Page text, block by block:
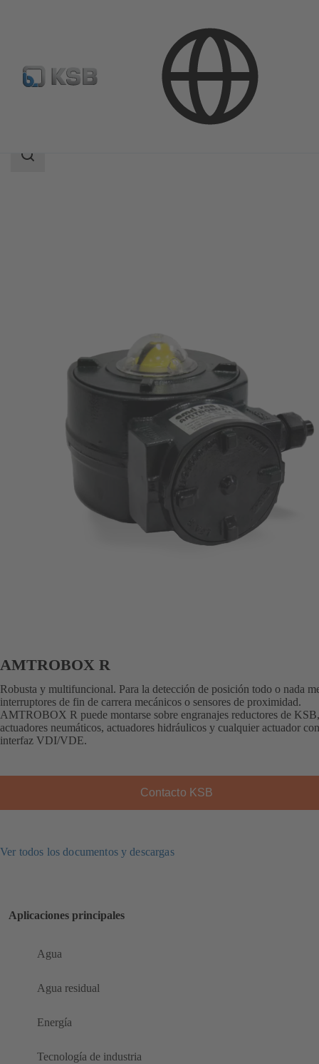
Catálogo de productos AMTROBOX R
Área
AMTROBOX R
Robusta y multifuncional. Para la detección de posición todo o nada
interruptores de fin de carrera mecánicos o sensores de proximidad.
AMTROBOX R puede montarse sobre engranajes reductores de KSB,
actuadores neumáticos, actuadores hidráulicos y cualquier actuador con
interfaz VDI/VDE.
Contacto KSB
Ver todos los documentos y descargas
Aplicaciones principales
Agua
Agua residual
Energía
Tecnología de industria